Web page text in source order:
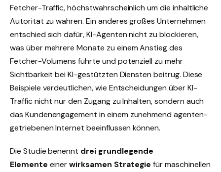
Fetcher-Traffic, höchstwahrscheinlich um die inhaltliche
Autorität zu wahren. Ein anderes großes Unternehmen
entschied sich dafür, KI-Agenten nicht zu blockieren,
was über mehrere Monate zu einem Anstieg des
Fetcher-Volumens führte und potenziell zu mehr
Sichtbarkeit bei KI-gestützten Diensten beitrug. Diese
Beispiele verdeutlichen, wie Entscheidungen über KI-
Traffic nicht nur den Zugang zu Inhalten, sondern auch
das Kundenengagement in einem zunehmend agenten-
getriebenen Internet beeinflussen können.
Die Studie benennt drei grundlegende
Elemente einerwirksamen Strategie für maschinellen